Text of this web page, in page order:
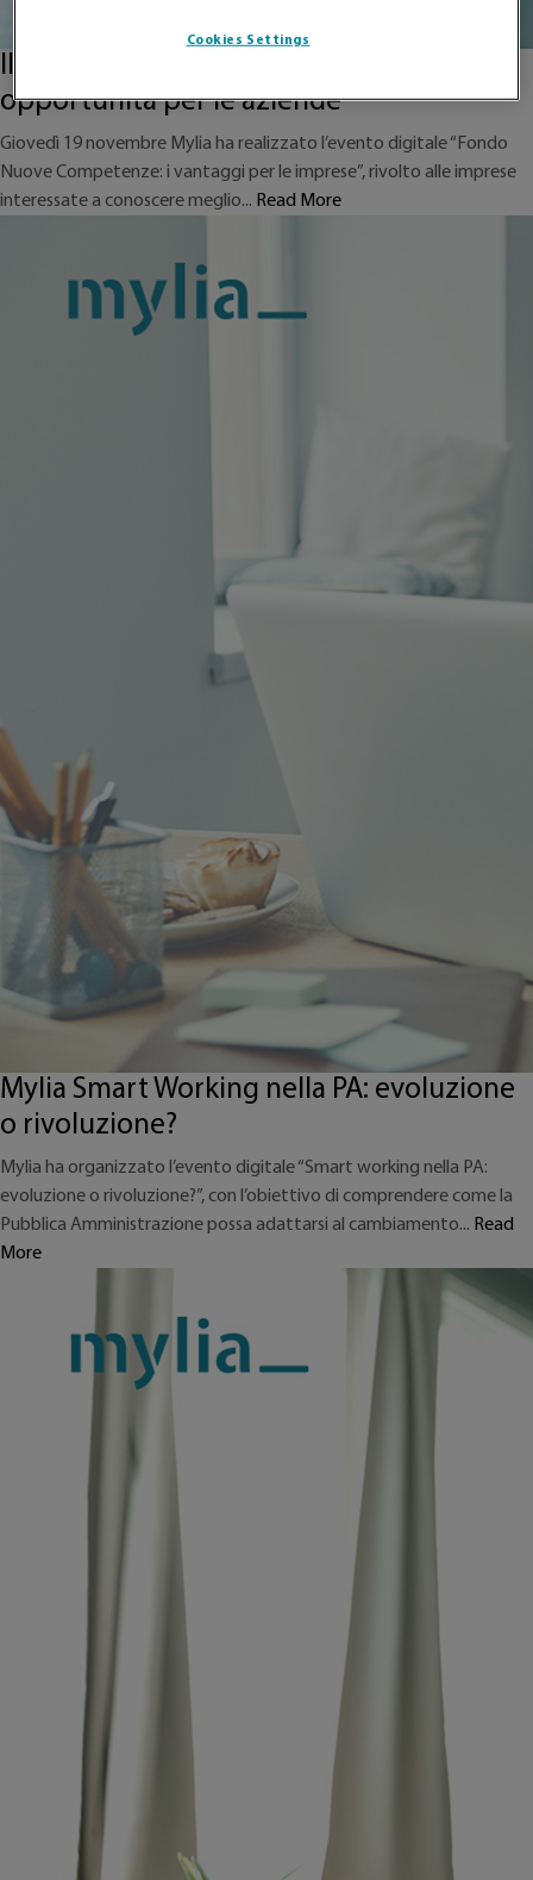
Il Fondo Nuove Competenze e le
opportunità per le aziende
Giovedì 19 novembre Mylia ha realizzato l’evento digitale “Fondo
Nuove Competenze: i vantaggi per le imprese”, rivolto alle imprese
interessate a conoscere meglio... Read More
Mylia Smart Working nella PA: evoluzione
o rivoluzione?
Mylia ha organizzato l’evento digitale “Smart working nella PA:
evoluzione o rivoluzione?”, con l’obiettivo di comprendere come la
Pubblica Amministrazione possa adattarsi al cambiamento... Read
More
Cookies Settings